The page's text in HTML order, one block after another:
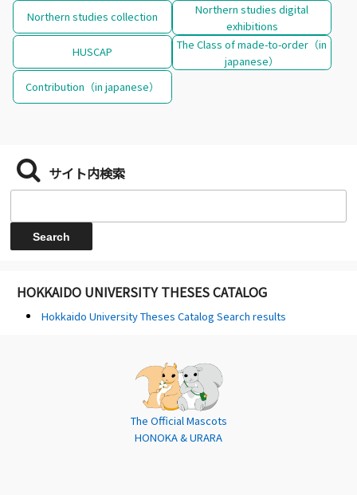
Northern studies collection
Northern studies digital
exhibitions
HUSCAP
The Class of made-to-order（in
japanese）
Contribution（in japanese）
サイト内検索
HOKKAIDO UNIVERSITY THESES CATALOG
Hokkaido University Theses Catalog Search results
The Official Mascots
HONOKA & URARA